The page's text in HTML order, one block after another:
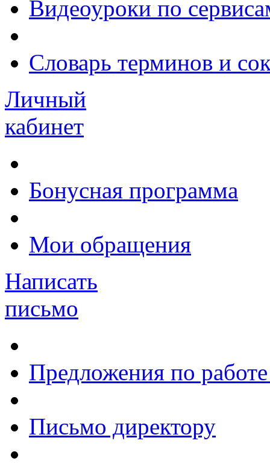
Видеоуроки по
Словарь терминов и
Личный
кабинет
Бонусная программа
Мои обращения
Написать
письмо
Предложения по работе
Письмо директору